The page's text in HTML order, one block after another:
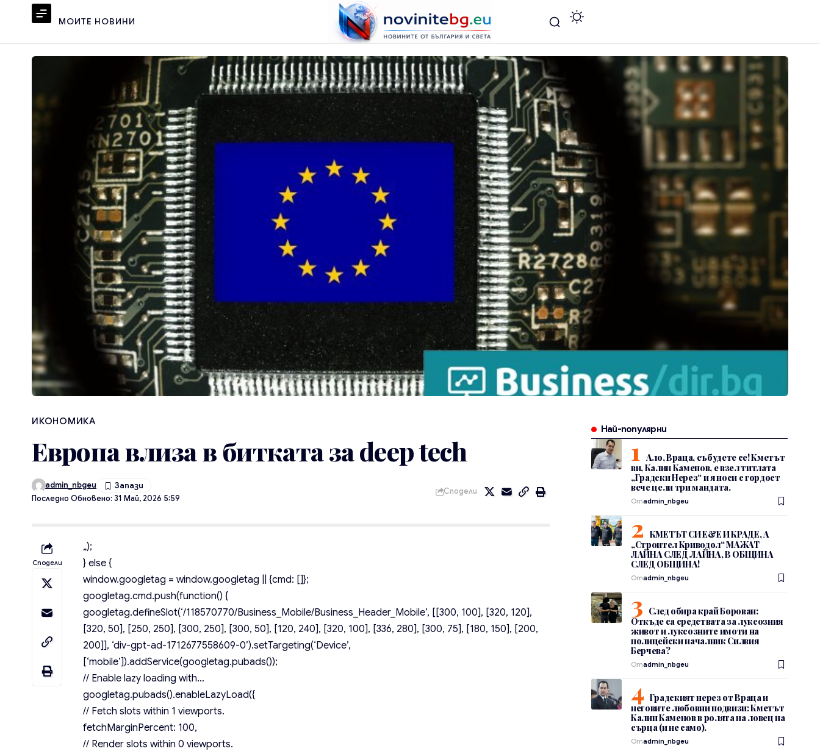
МОИТЕ НОВИНИ
ИКОНОМИКА
Европа влиза в битката за deep tech
Последно Обновено: 31 Май, 2026 5:59
admin_nbgeu
Сподели
Сподели
„);
} else {
window.googletag = window.googletag || {cmd: []};
googletag.cmd.push(function() {
googletag.defineSlot(‘/118570770/Business_Mobile/Business_Header_Mobile’, [[300, 100], [320, 120],
[320, 50], [250, 250], [300, 250], [300, 50], [120, 240], [320, 100], [336, 280], [300, 75], [180, 150], [200,
200]], ‘div-gpt-ad-1712677558609-0’).setTargeting(‘Device’,
[‘mobile’]).addService(googletag.pubads());
// Enable lazy loading with…
googletag.pubads().enableLazyLoad({
// Fetch slots within 1 viewports.
fetchMarginPercent: 100,
// Render slots within 0 viewports.
Най-популярни
Ало, Враца, събудете се! Кметът
ви, Калин Каменов, е взел титлата
„Градски Нерез“ и я носи с гордост
вече цели три мандата.
Отadmin_nbgeu
КМЕТЪТ СИ Е&Е И КРАДЕ, А
„Строител Криводол“ МАЖАТ
ЛАЙНА СЛЕД ЛАЙНА, В ОБЩИНА
СЛЕД ОБЩИНА!
Отadmin_nbgeu
След обира край Борован:
Откъде са средствата за луксозния
живот и луксозните имоти на
полицейски началник Силвия
Берчева?
Отadmin_nbgeu
Градският нерез от Враца и
неговите любовни подвизи: Кметът
Калин Каменов в ролята на ловец на
сърца (и не само).
Отadmin_nbgeu